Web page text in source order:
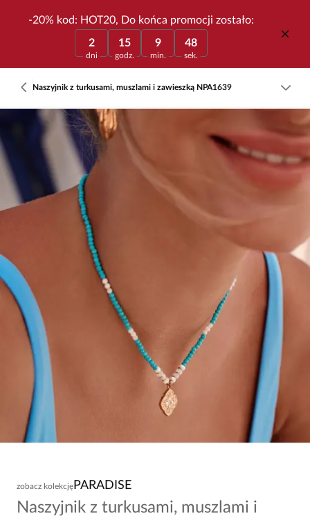
-20% kod: HOT20, Do końca promocji zostało:
2
dni
15
godz.
9
min.
48
sek.
Naszyjnik z turkusami, muszlami i zawieszką NPA1639
zobacz kolekcję PARADISE
Naszyjnik z turkusami, muszlami i